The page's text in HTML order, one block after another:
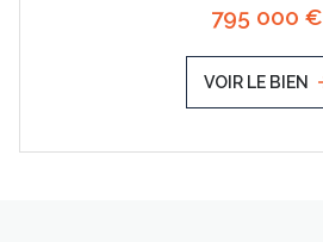
795 000 €
VOIR LE BIEN